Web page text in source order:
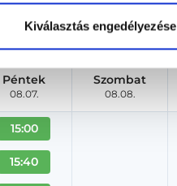
Kiválasztás engedélyezése
Péntek
08.07.
15:00
15:40
Szombat
08.08.